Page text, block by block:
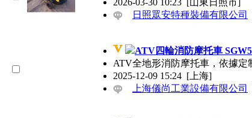
日照眾安特種裝備有限公司
ATV四輪消防摩托車
ATV全地形消防摩托車，依據定制
2025-12-09 15:24 [上海]
上海儀尚工業設備有限公司